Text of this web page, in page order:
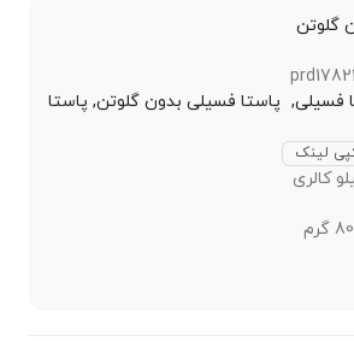
گلوتن
فسیلی, پاستا فسیلی بدون گلوتن, پاستا
لینک